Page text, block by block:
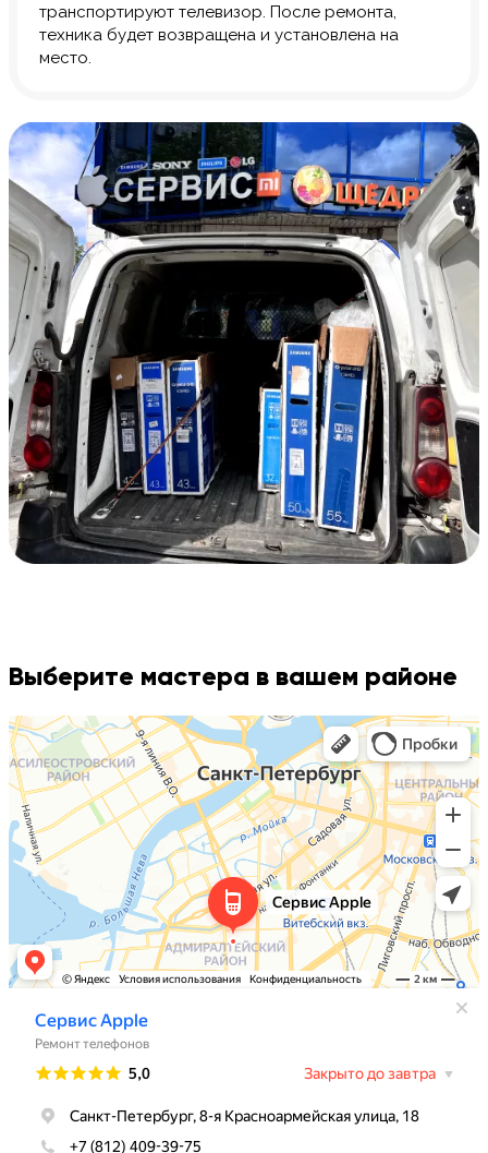
транспортируют телевизор. После ремонта,
техника будет возвращена и установлена на
место.
Выберите мастера в вашем районе